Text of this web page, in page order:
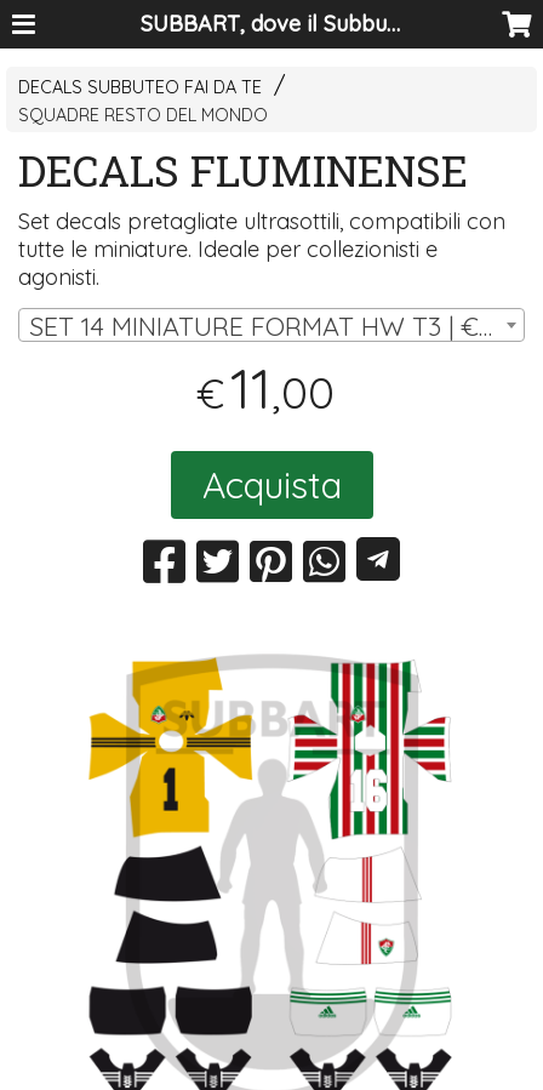
SUBBART, dove il Subbuteo diventa arte
DECALS SUBBUTEO FAI DA TE
SQUADRE RESTO DEL MONDO
DECALS FLUMINENSE
Set decals pretagliate ultrasottili, compatibili con
tutte le miniature. Ideale per collezionisti e
agonisti.
SET 14 MINIATURE FORMAT HW T3 | € 11,00
€11,00
Acquista